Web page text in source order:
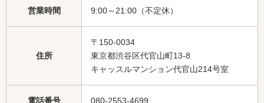
営業時間 9:00～21:00（不定休）
住所
〒150-0034
東京都渋谷区代官山町13-8
キャッスルマンション代官山214号室
電話番号 080-2553-4699